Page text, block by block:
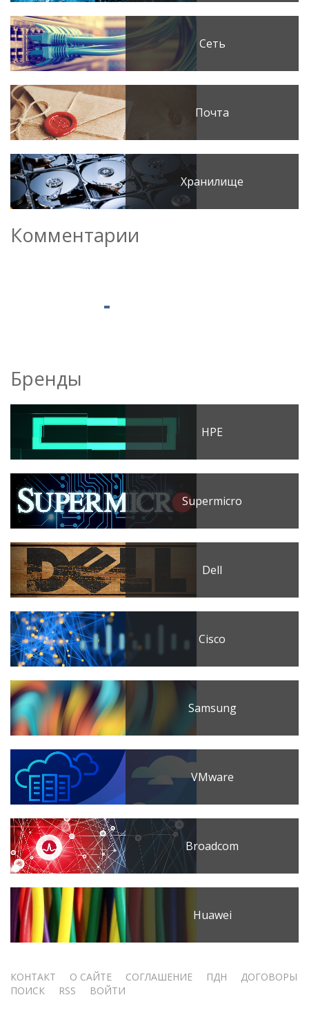
Сеть
Почта
Хранилище
Комментарии
Бренды
HPE
Supermicro
Dell
Cisco
Samsung
VMware
Broadcom
Huawei
Меню
КОНТАКТ О САЙТЕ СОГЛАШЕНИЕ ПДН
ДОГОВОРЫ
ПОИСК
RSS ВОЙТИ